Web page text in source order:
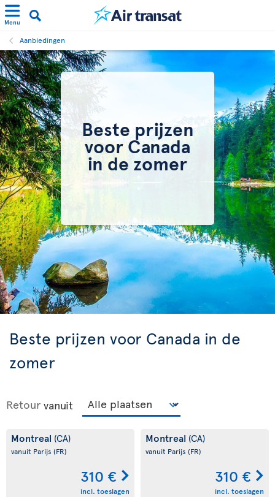
Menu
Aanbiedingen
Beste prijzen
voor Canada
in de zomer
Beste prijzen voor Canada in de
zomer
Retour vanuit
Montreal (CA)
vanuit Parijs (FR)
310 €
incl. toeslagen
Montreal (CA)
vanuit Parijs (FR)
310 €
incl. toeslagen